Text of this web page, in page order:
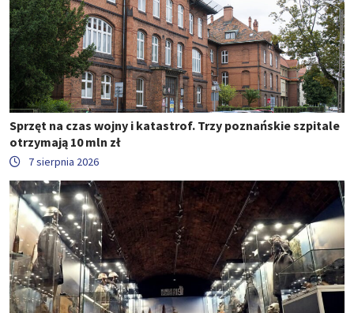
Sprzęt na czas wojny i katastrof. Trzy poznańskie szpitale
otrzymają 10 mln zł
7 sierpnia 2026